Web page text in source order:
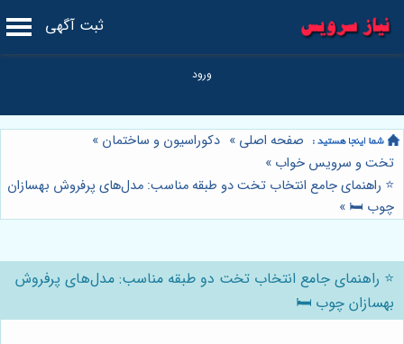
ثبت آگهی
صفحه اصلی » دکوراسیون و ساختمان »
تخت و سرویس خواب »
⭐️ راهنمای جامع انتخاب تخت دو طبقه مناسب: مدل‌های پرفروش بهسازان
چوب 🛏️ »
⭐️ راهنمای جامع انتخاب تخت دو طبقه مناسب: مدل‌های پرفروش
بهسازان چوب 🛏️